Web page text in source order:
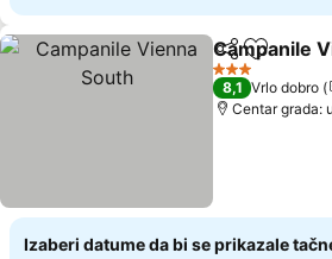
Deli Dodati
Campanile
3 Zvezdice
8,1 Vrlo dobro
Centar grada:
Izaberi datume da bi se prikazale